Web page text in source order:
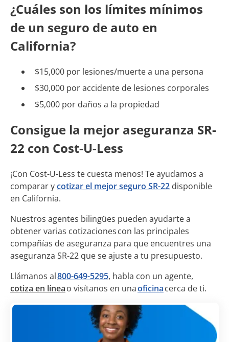
¿Cuáles son los límites mínimos
de un seguro de auto en
California?
$15,000 por lesiones/muerte a una persona
$30,000 por accidente de lesiones corporales
$5,000 por daños a la propiedad
Consigue la mejor aseguranza SR-
22 con Cost-U-Less
¡Con Cost-U-Less te cuesta menos! Te ayudamos a
comparar ycotizar el mejor seguro SR-22 disponible
en California.
Nuestros agentes bilingües pueden ayudarte a
obtener varias cotizaciones con las principales
compañías de aseguranza para que encuentres una
aseguranza SR-22 que se ajuste a tu presupuesto.
Llámanos al800-649-5295, habla con un agente,
cotiza en líneao visítanos en unaoficinacerca de ti.